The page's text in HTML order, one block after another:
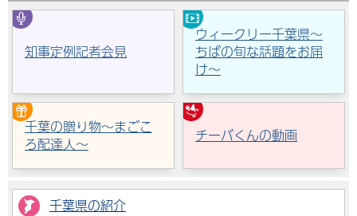
知事定例記者会見
ウィークリー千葉県～
ちばの旬な話題をお届
け～
千葉の贈り物～まごこ
ろ配達人～
チーバくんの動画
千葉県の紹介